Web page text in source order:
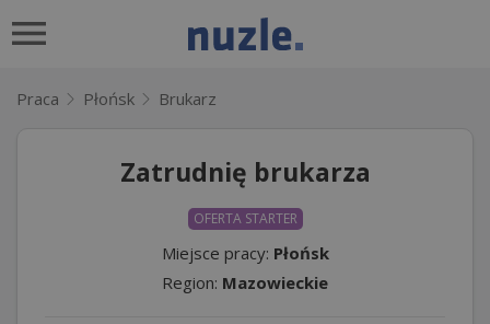
Praca Płońsk Brukarz
Zatrudnię brukarza
OFERTA STARTER
Miejsce pracy: Płońsk
Region: Mazowieckie